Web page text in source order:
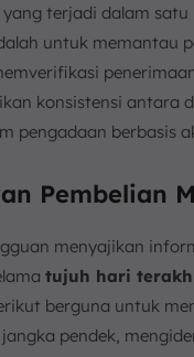
yang terjadi dalam satu
untuk memantau
konsistensi antara
pengadaan berbasis
Pembelian
menyajikan
tujuh hari
berguna untuk
pendek,